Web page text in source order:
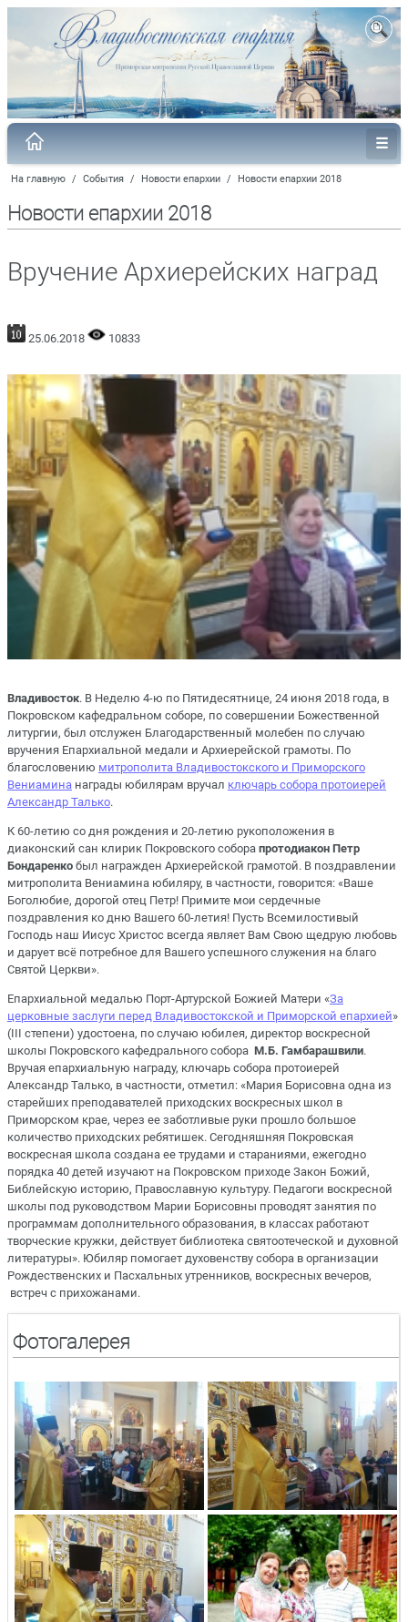
На главную / События / Новости епархии / Новости епархии 2018
Новости епархии 2018
Вручение Архиерейских наград
25.06.2018 10833
Владивосток. В Неделю 4-ю по Пятидесятнице, 24 июня 2018 года, в
Покровском кафедральном соборе, по совершении Божественной
литургии, был отслужен Благодарственный молебен по случаю
вручения Епархиальной медали и Архиерейской грамоты. По
благословению митрополита Владивостокского и Приморского
Вениамина награды юбилярам вручал ключарь собора протоиерей
Александр Талько.
К 60-летию со дня рождения и 20-летию рукоположения в
диаконский сан клирик Покровского собора протодиакон Петр
Бондаренко был награжден Архиерейской грамотой. В поздравлении
митрополита Вениамина юбиляру, в частности, говорится: «Ваше
Боголюбие, дорогой отец Петр! Примите мои сердечные
поздравления ко дню Вашего 60-летия! Пусть Всемилостивый
Господь наш Иисус Христос всегда являет Вам Свою щедрую любовь
и дарует всё потребное для Вашего успешного служения на благо
Святой Церкви».
Епархиальной медалью Порт-Артурской Божией Матери «За
церковные заслуги перед Владивостокской и Приморской епархией»
(III степени) удостоена, по случаю юбилея, директор воскресной
школы Покровского кафедрального собора М.Б. Гамбарашвили.
Вручая епархиальную награду, ключарь собора протоиерей
Александр Талько, в частности, отметил: «Мария Борисовна одна из
старейших преподавателей приходских воскресных школ в
Приморском крае, через ее заботливые руки прошло большое
количество приходских ребятишек. Сегодняшняя Покровская
воскресная школа создана ее трудами и стараниями, ежегодно
порядка 40 детей изучают на Покровском приходе Закон Божий,
Библейскую историю, Православную культуру. Педагоги воскресной
школы под руководством Марии Борисовны проводят занятия по
программам дополнительного образования, в классах работают
творческие кружки, действует библиотека святоотеческой и духовной
литературы». Юбиляр помогает духовенству собора в организации
Рождественских и Пасхальных утренников, воскресных вечеров,
встреч с прихожанами.
Фотогалерея